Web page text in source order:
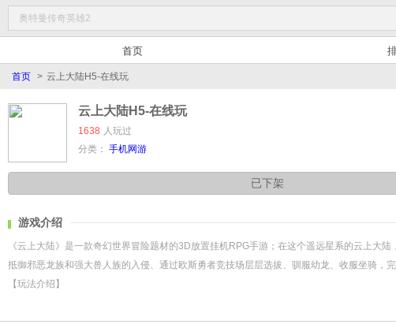
首页
首页 > 云上大陆H5-在线玩
云上大陆H5-在线玩
1638 人玩过
分类： 手机网游
已下架
游戏介绍
《云上大陆》是一款奇幻世界冒险题材的3D放置挂机RPG手游；在这个遥远星系的云上大
抵御邪恶龙族和强大兽人族的入侵、通过欧斯勇者竞技场层层选拔、驯服幼龙、收服坐骑，
【玩法介绍】
解放双手，自动挂机战斗，休闲游戏，一键领取收益，护肝不累，轻松挑战魔王；